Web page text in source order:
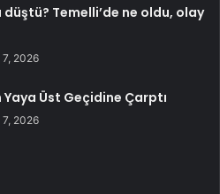
düştü? Temelli’de ne oldu, olay
7, 2026
Yaya Üst Geçidine Çarptı
7, 2026